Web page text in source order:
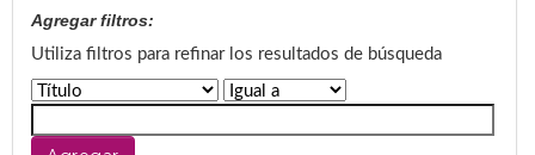
Agregar filtros:
Utiliza filtros para refinar los resultados de búsqueda